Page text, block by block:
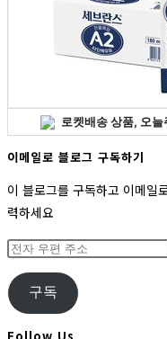
이메일로 블로그 구독하기
이 블로그를 구독하고 이메일
력하세요
전
우
편
구독